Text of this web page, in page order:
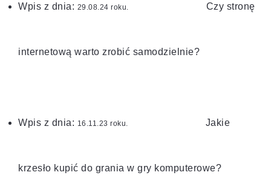
Wpis z dnia: roku. Czy stronę
internetową warto zrobić samodzielnie?
Wpis z dnia: roku. Jakie
krzesło kupić do grania w gry komputerowe?